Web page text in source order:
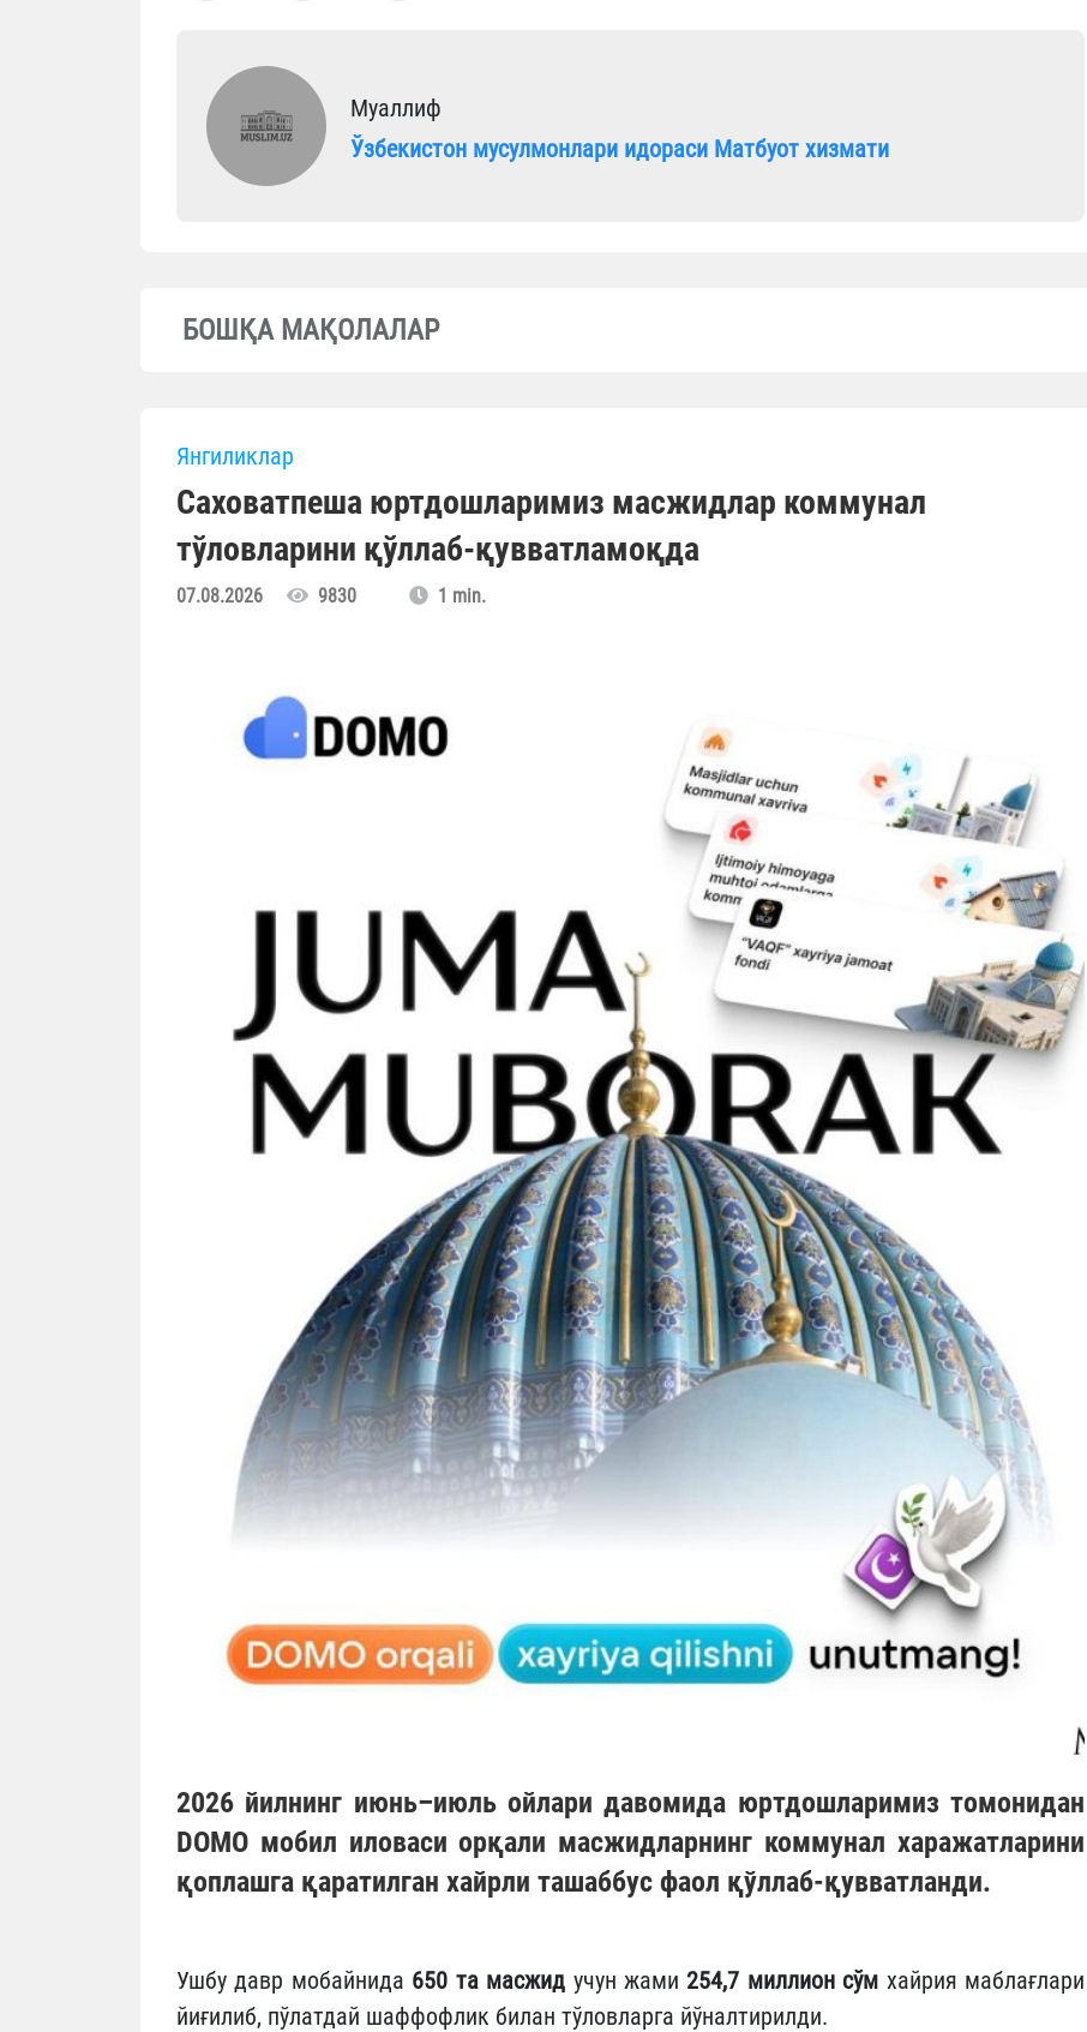
Муаллиф
Ўзбекистон мусулмонлари идораси Матбуот хизмати
БОШҚА МАҚОЛАЛАР
Янгиликлар
Саховатпеша юртдошларимиз масжидлар коммунал
тўловларини қўллаб-қувватламоқда
07.08.2026 9830 1 min.
2026 йилнинг июнь–июль ойлари давомида юртдошларимиз томонидан
DOMO мобил иловаси орқали масжидларнинг коммунал харажатларини
қоплашга қаратилган хайрли ташаббус фаол қўллаб-қувватланди.
Ушбу давр мобайнида 650 та масжид учун жами 254,7 миллион сўм хайрия маблағлари
йиғилиб, пўлатдай шаффофлик билан тўловларга йўналтирилди.